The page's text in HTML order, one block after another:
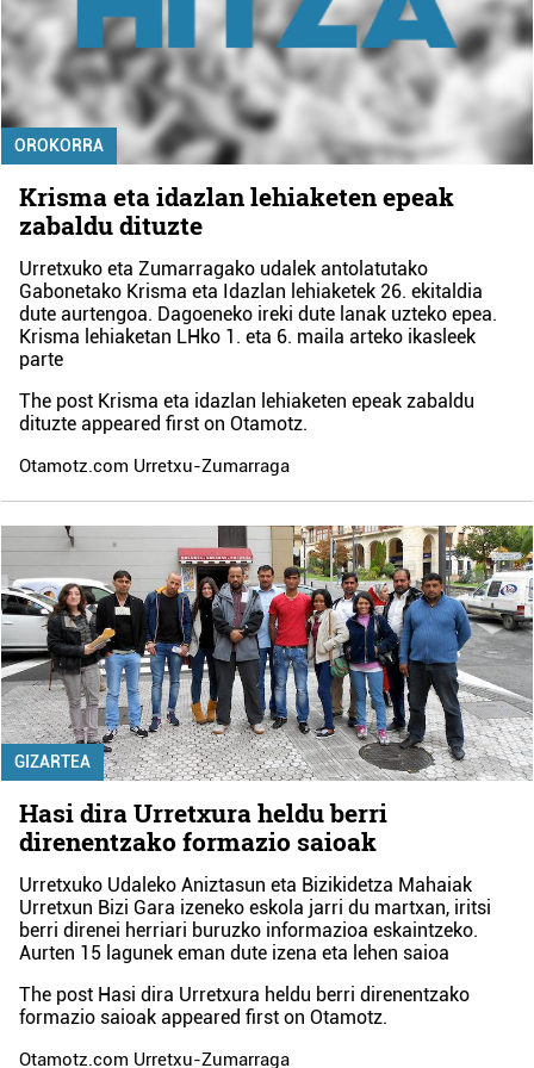
OROKORRA
Krisma eta idazlan lehiaketen epeak
zabaldu dituzte
Urretxuko eta Zumarragako udalek antolatutako
Gabonetako Krisma eta Idazlan lehiaketek 26. ekitaldia
dute aurtengoa. Dagoeneko ireki dute lanak uzteko epea.
Krisma lehiaketan LHko 1. eta 6. maila arteko ikasleek
parte
The post Krisma eta idazlan lehiaketen epeak zabaldu
dituzte appeared first onOtamotz.
Otamotz.com Urretxu-Zumarraga
GIZARTEA
Hasi dira Urretxura heldu berri
direnentzako formazio saioak
Urretxuko Udaleko Aniztasun eta Bizikidetza Mahaiak
Urretxun Bizi Gara izeneko eskola jarri du martxan, iritsi
berri direnei herriari buruzko informazioa eskaintzeko.
Aurten 15 lagunek eman dute izena eta lehen saioa
The post Hasi dira Urretxura heldu berri direnentzako
formazio saioak appeared first onOtamotz.
Otamotz.com Urretxu-Zumarraga